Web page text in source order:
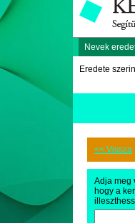
Nevek
Eredete
<< Vissza
Adja meg
hogy a